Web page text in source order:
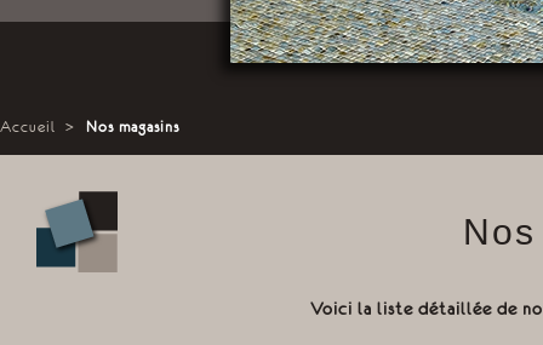
Accueil > Nos magasins
Voici la liste détaillée de